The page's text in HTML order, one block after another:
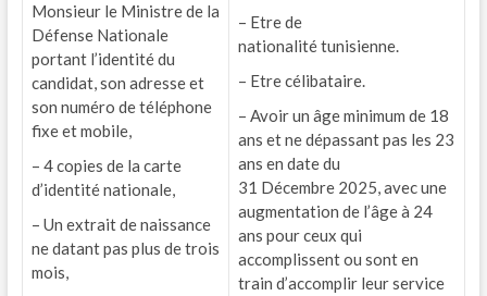
Monsieur le Ministre de la
Défense Nationale
portant l’identité du
candidat, son adresse et
son numéro de téléphone
fixe et mobile,
– 4 copies de la carte
d’identité nationale,
– Un extrait de naissance
ne datant pas plus de trois
mois,
– Etre de
nationalité tunisienne.
– Etre célibataire.
– Avoir un âge minimum de 18
ans et ne dépassant pas les 23
ans en date du
31 Décembre 2025, avec une
augmentation de l’âge à 24
ans pour ceux qui
accomplissent ou sont en
train d’accomplir leur service